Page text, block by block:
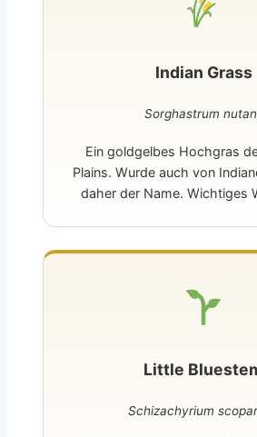
Indian Grass
Sorghastrum
Ein goldgelbes Hochgras
Plains. Wurde auch von
daher der Name. Wichtiges
Little
Schizachyrium